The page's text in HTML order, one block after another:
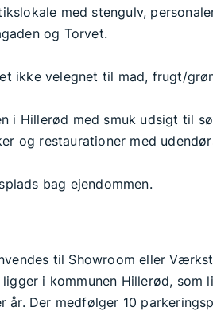
med stengulv,
og Torvet.
ikke velegnet til mad, frugt/
i Hillerød med smuk udsigt til
og restaurationer med
bag ejendommen.
til Showroom eller
i kommunen Hillerød,
år. Der medfølger 10